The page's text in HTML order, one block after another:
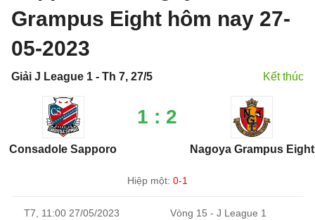
Grampus Eight hôm nay 27-
05-2023
Giải J League 1 - Th 7, 27/5 Kết thúc
Consadole Sapporo
1 : 2
Nagoya Grampus Eight
Hiệp một: 0-1
T7, 11:00 27/05/2023
Vòng 15 - J League 1